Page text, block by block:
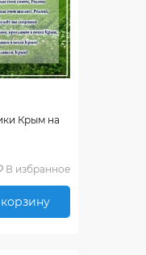
Крым на
В избранное